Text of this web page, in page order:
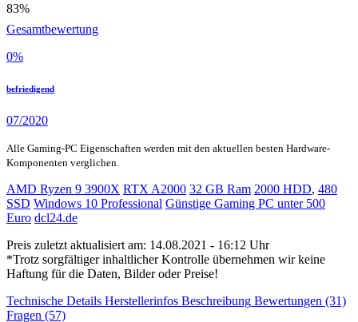
83%
Gesamtbewertung
0%
befriedigend
07/2020
Alle Gaming-PC Eigenschaften werden mit den aktuellen besten Hardware-
Komponenten verglichen.
AMD Ryzen 9 3900X RTX A2000 32 GB Ram 2000 HDD, 480
SSD Windows 10 Professional Günstige Gaming PC unter 500
Euro dcl24.de
Preis zuletzt aktualisiert am: 14.08.2021 - 16:12 Uhr
*Trotz sorgfältiger inhaltlicher Kontrolle übernehmen wir keine
Haftung für die Daten, Bilder oder Preise!
Technische Details Herstellerinfos Beschreibung Bewertungen (31)
Fragen (57)